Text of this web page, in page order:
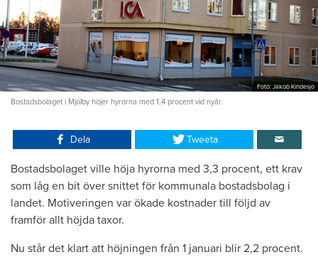
Foto: Jakob Kindesjö
Bostadsbolaget i Mjölby höjer hyrorna med 1,4 procent vid nyår.
Dela Tweeta
Bostadsbolaget ville höja hyrorna med 3,3 procent, ett krav
som låg en bit över snittet för kommunala bostadsbolag i
landet. Motiveringen var ökade kostnader till följd av
framför allt höjda taxor.
Nu står det klart att höjningen från 1 januari blir 2,2 procent.